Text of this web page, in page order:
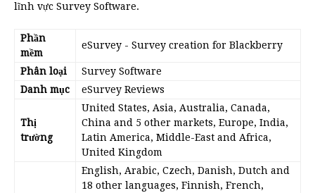
lĩnh vực Survey Software.
Phần
mềm
eSurvey - Survey creation for Blackberry
Phân loại
Survey Software
Danh mục
eSurvey Reviews
Thị
trường
United States, Asia, Australia, Canada,
China and 5 other markets, Europe, India,
Latin America, Middle-East and Africa,
United Kingdom
English, Arabic, Czech, Danish, Dutch and
18 other languages, Finnish, French,